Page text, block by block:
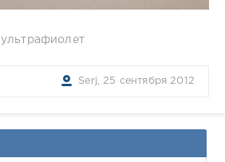
ультрафиолет
Serj, 25 сентября 2012